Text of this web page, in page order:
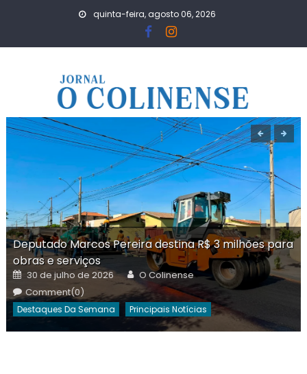
quinta-feira, agosto 06, 2026
Deputado Marcos Pereira destina R$ 3 milhões para
obras e serviços
Posted
on
30 de julho de 2026 Author
O Colinense
Comment(0)
Destaques Da Semana Principais Notícias